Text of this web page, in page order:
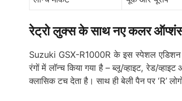
रेट्रो लुक्स के साथ नए कलर
Suzuki GSX-R1000R के इस स्पेशल एडिशन
रंगों में लॉन्च किया गया है – ब्लू/व्हाइट, रेड/
क्लासिक टच देता है। साथ ही बेली पैन पर ‘R’